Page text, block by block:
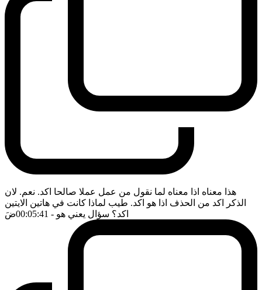
هذا معناه اذا معناه لما نقول من عمل عملا صالحا اكد. نعم. لان
الذكر اكد من الحذف اذا هو اكد. طيب لماذا كانت في هاتين الايتين
اكد؟ سؤال يعني هو - 00:05:41 ضَ